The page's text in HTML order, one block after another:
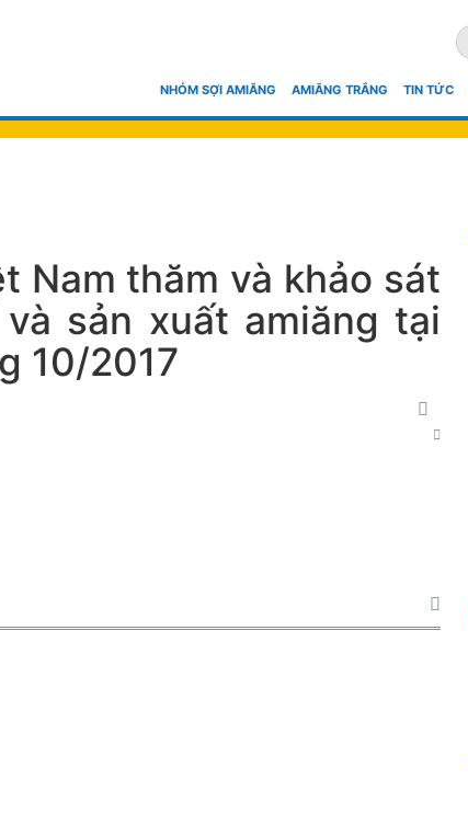
NHÓM SỢI AMIĂNG AMIĂNG TRẮNG TIN TỨC
Nam thăm và khảo sát
sản xuất amiăng tại
10/2017